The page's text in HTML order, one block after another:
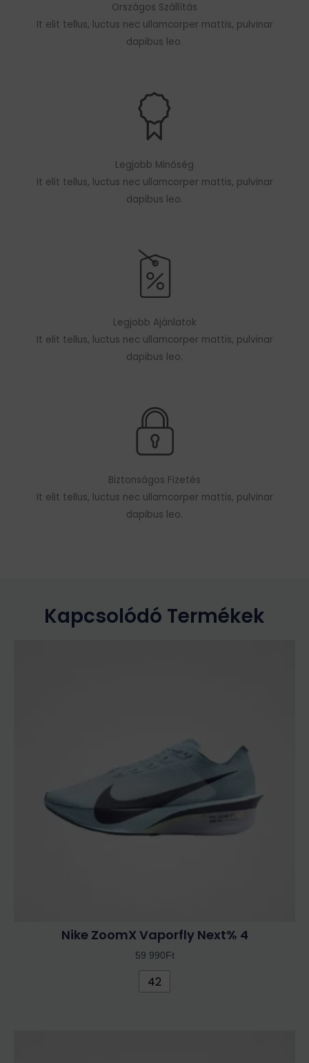
Országos Szállítás
It elit tellus, luctus nec ullamcorper mattis, pulvinar
dapibus leo.
Legjobb Minőség
It elit tellus, luctus nec ullamcorper mattis, pulvinar
dapibus leo.
Legjobb Ajánlatok
It elit tellus, luctus nec ullamcorper mattis, pulvinar
dapibus leo.
Biztonságos Fizetés
It elit tellus, luctus nec ullamcorper mattis, pulvinar
dapibus leo.
Kapcsolódó Termékek
Nike ZoomX Vaporfly Next% 4
59 990Ft
termékoldalon
választhatók
ki
42